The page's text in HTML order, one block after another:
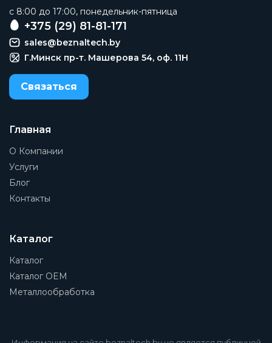
Наименование
Модуль разветвления
Заказать
c 8:00 до 17:00, понедельник-пятница
+375 (29) 81-81-171
sales@beznaltech.by
Г.Минск пр-т. Машерова 54, оф. 11H
Связаться
Главная
О Компании
Услуги
Блог
Контакты
Каталог
Каталог
Каталог OEM
Металлообработка